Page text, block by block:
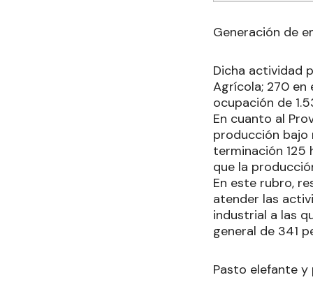
Generación de
Dicha actividad
Agrícola; 270
ocupación de
En cuanto al
producción bajo
terminación 125
que la
En este rubro,
atender las
industrial a las
general de 341
Pasto elefante